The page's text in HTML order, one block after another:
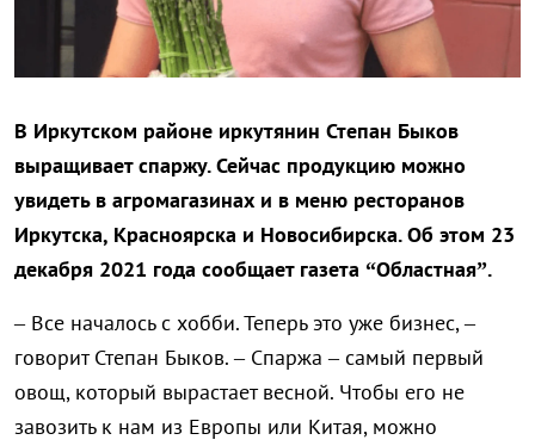
В Иркутском районе иркутянин Степан Быков
выращивает спаржу. Сейчас продукцию можно
увидеть в агромагазинах и в меню ресторанов
Иркутска, Красноярска и Новосибирска. Об этом 23
декабря 2021 года сообщает газета “Областная”.
– Все началось с хобби. Теперь это уже бизнес, –
говорит Степан Быков. – Спаржа – самый первый
овощ, который вырастает весной. Чтобы его не
завозить к нам из Европы или Китая, можно